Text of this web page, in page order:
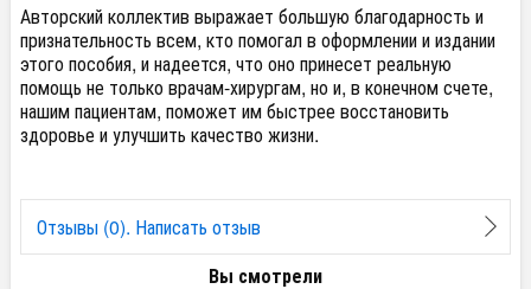
Авторский коллектив выражает большую благодарность и
признательность всем, кто помогал в оформлении и издании
этого пособия, и надеется, что оно принесет реальную
помощь не только врачам-хирургам, но и, в конечном счете,
нашим пациентам, поможет им быстрее восстановить
здоровье и улучшить качество жизни.
Отзывы (0). Написать отзыв
Вы смотрели